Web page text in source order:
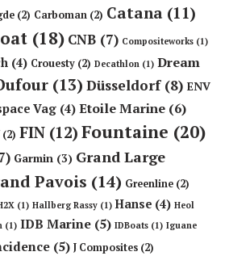
(2) Carboman (2) Catana (11)
(18) CNB (7) Compositeworks (1)
(4) Crouesty (2) Decathlon (1) Dream
(13) Düsseldorf(8) ENV
Vag (4) Etoile Marine (6)
(2) FIN (12) Fountaine (20)
Garmin (3) Grand Large
Pavois (14) Greenline (2)
(1) Hallberg Rassy (1) Hanse (4) Heol
(1) IDB Marine (5) IDBoats (1) Iguane
(5) J Composites (2)